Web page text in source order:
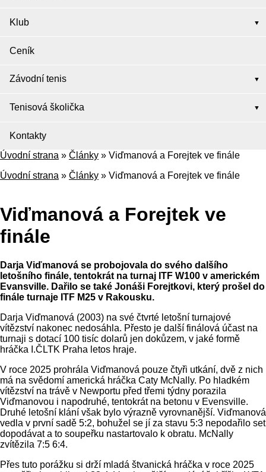
Klub
Ceník
Závodní tenis
Tenisová školička
Kontakty
Úvodní strana » Články » Viďmanová a Forejtek ve finále
Úvodní strana » Články » Viďmanová a Forejtek ve finále
Viďmanová a Forejtek ve
finále
Darja Viďmanová se probojovala do svého dalšího
letošního finále, tentokrát na turnaj ITF W100 v americkém
Evansville. Dařilo se také Jonáši Forejtkovi, který prošel do
finále turnaje ITF M25 v Rakousku.
Darja Viďmanová (2003) na své čtvrté letošní turnajové
vítězství nakonec nedosáhla. Přesto je další finálová účast na
turnaji s dotací 100 tisíc dolarů jen dokůzem, v jaké formě
hráčka I.ČLTK Praha letos hraje.
V roce 2025 prohrála Viďmanová pouze čtyři utkání, dvě z nich
má na svědomí americká hráčka Caty McNally. Po hladkém
vítězství na trávě v Newportu před třemi týdny porazila
Viďmanovou i napodruhé, tentokrát na betonu v Evensville.
Druhé letošní klání však bylo výrazně vyrovnanější. Viďmanová
vedla v první sadě 5:2, bohužel se jí za stavu 5:3 nepodařilo set
dopodávat a to soupeřku nastartovalo k obratu. McNally
zvítězila 7:5 6:4.
Přes tuto porážku si drží mladá štvanická hráčka v roce 2025